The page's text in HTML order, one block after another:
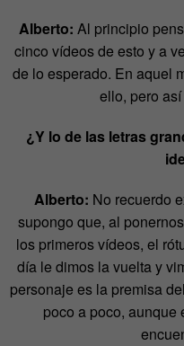
Alberto: Al principio
cinco vídeos de esto y a
de lo esperado. En aquel
ello, pero
¿Y lo de las letras
Alberto: No recuerdo
supongo que, al
los primeros vídeos, el
día le dimos la vuelta y
personaje es la premisa
poco a poco, aunque